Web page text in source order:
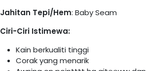
Jahitan Tepi/Hem: Baby Seam
Ciri-Ciri Istimewa:
Kain berkualiti tinggi
Corak yang menarik